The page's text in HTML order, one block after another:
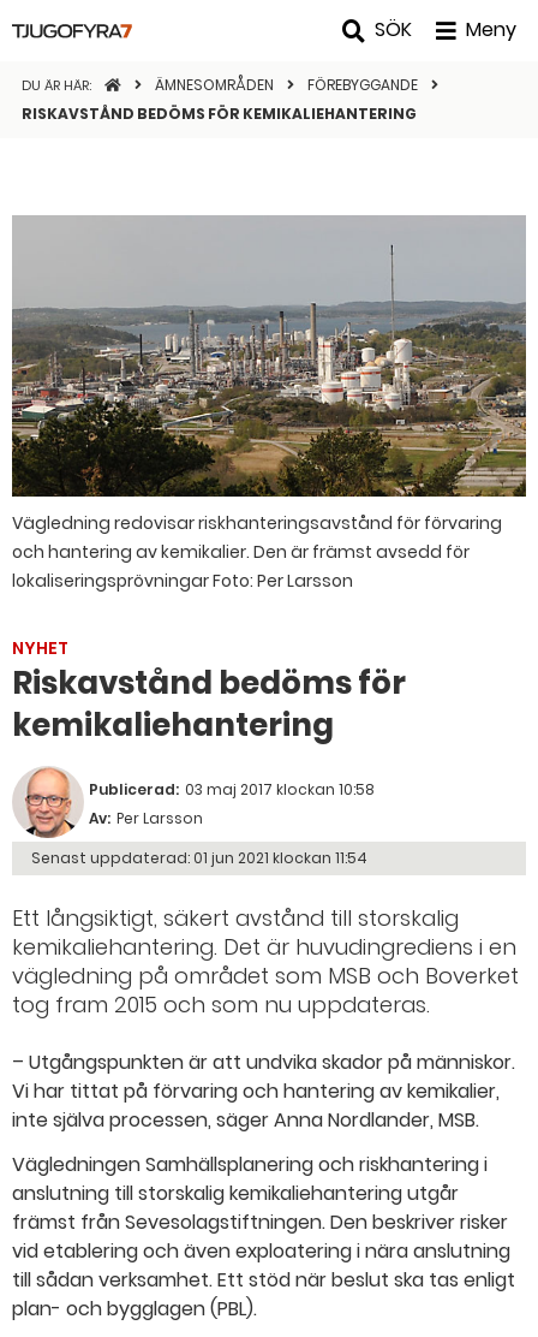
SÖK Meny
DU ÄR HÄR: STARTSIDANÄMNESOMRÅDEN
FÖREBYGGANDE
RISKAVSTÅND BEDÖMS FÖR KEMIKALIEHANTERING
Vägledning redovisar riskhanteringsavstånd för förvaring
och hantering av kemikalier. Den är främst avsedd för
lokaliseringsprövningar Foto: Per Larsson
NYHET
Riskavstånd bedöms för
kemikaliehantering
Publicerad: 03 maj 2017 klockan 10:58
Av: Per Larsson
Senast uppdaterad: 01 jun 2021 klockan 11:54
Ett långsiktigt, säkert avstånd till storskalig
kemikaliehantering. Det är huvudingrediens i en
vägledning på området som MSB och Boverket
tog fram 2015 och som nu uppdateras.
– Utgångspunkten är att undvika skador på människor.
Vi har tittat på förvaring och hantering av kemikalier,
inte själva processen, säger Anna Nordlander, MSB.
Vägledningen Samhällsplanering och riskhantering i
anslutning till storskalig kemikaliehantering utgår
främst från Sevesolagstiftningen. Den beskriver risker
vid etablering och även exploatering i nära anslutning
till sådan verksamhet. Ett stöd när beslut ska tas enligt
plan- och bygglagen (PBL).